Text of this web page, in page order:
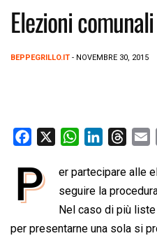
Elezioni
BEPPEGRILLO.IT - NOVEMBRE 30, 2015
c
e
o
W
a
t
s
A
n
k
e
d
r
e
a
d
a
i
l
P
er partecipare alle
seguire la
Nel caso di più
per presentarne una sola si